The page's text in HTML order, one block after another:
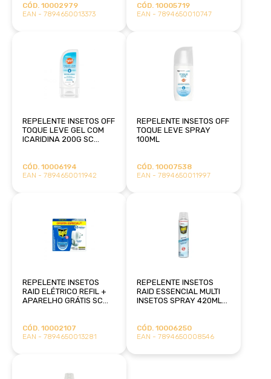
CÓD. 10002979
EAN - 7894650013373
CÓD. 10005719
EAN - 7894650010747
REPELENTE INSETOS OFF
TOQUE LEVE GEL COM
ICARIDINA 200G SC
CÓD. 10006194
EAN - 7894650011942
REPELENTE INSETOS OFF
TOQUE LEVE SPRAY
100ML
CÓD. 10007538
EAN - 7894650011997
REPELENTE INSETOS
RAID ELÉTRICO REFIL +
APARELHO GRÁTIS SC
CÓD. 10002107
EAN - 7894650013281
REPELENTE INSETOS
RAID ESSENCIAL MULTI
INSETOS SPRAY 420ML
CÓD. 10006250
EAN - 7894650008546